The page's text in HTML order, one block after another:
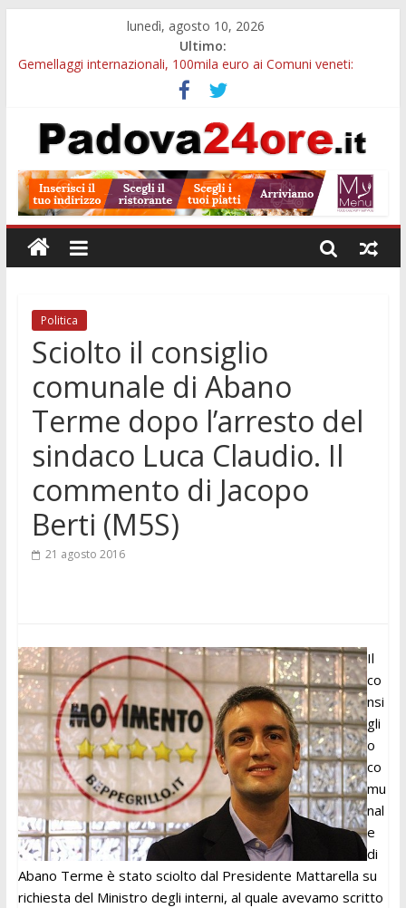
lunedì, agosto 10, 2026
Ultimo:
Gemellaggi internazionali, 100mila euro ai Comuni veneti:
domande entro il 7 settembre
Museo della Natura e dell’Uomo, il 21 agosto visita serale tra
200mila reperti storici
Palazzo Bo, dal 10 al 18 agosto cambia la visita: tour Gio Ponti
Notizie di Padova alle ore 23: borse Eni, musei gratuiti e
scadenze universitarie
Concorso Claudio Scimone, 14mila euro ai giovani musicisti:
candidature entro ottobre
Politica
Sciolto il consiglio
comunale di Abano
Terme dopo l’arresto del
sindaco Luca Claudio. Il
commento di Jacopo
Berti (M5S)
21 agosto 2016
Il
co
nsi
gli
o
co
mu
nal
e
di
Abano Terme è stato sciolto dal Presidente Mattarella su
richiesta del Ministro degli interni, al quale avevamo scritto